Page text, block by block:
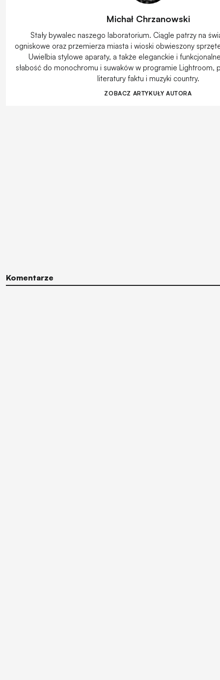
Michał Chrzanowski
Stały bywalec naszego laboratorium. Ciągle patrzy na
ogniskowe oraz przemierza miasta i wioski obwieszony
Uwielbia stylowe aparaty, a także eleganckie i
słabość do monochromu i suwaków w programie
literatury faktu i muzyki country.
ZOBACZ ARTYKUŁY AUTORA
Komentarze